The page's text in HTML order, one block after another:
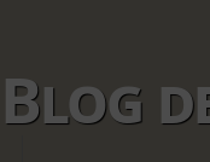
Blog